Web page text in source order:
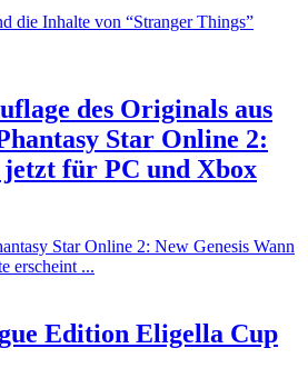
die Inhalte von “Stranger Things”
des Originals aus
Star Online 2:
jetzt für PC und Xbox
Star Online 2: New Genesis Wann
erscheint ...
Edition Eligella Cup